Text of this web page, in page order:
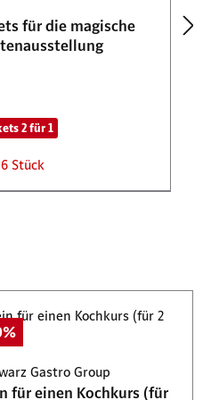
für die magische
2 für 1
Stück
Shows UG
ABBA -
Gastro Group
für einen Kochkurs (für